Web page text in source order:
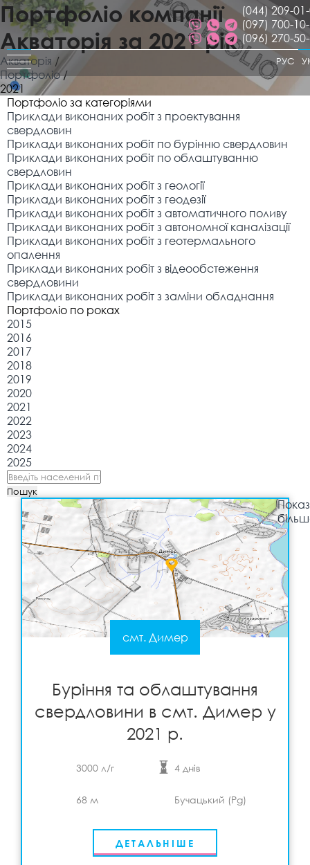
(044) 209-
(097) 700-
(096) 270-
РУС
Портфоліо компанії
Акваторія за 2021 рік
Акваторія /
Портфоліо /
2021
Портфоліо за категоріями
Приклади виконаних робіт з проектування
свердловин
Приклади виконаних робіт по бурінню свердловин
Приклади виконаних робіт по облаштуванню
свердловин
Приклади виконаних робіт з геології
Приклади виконаних робіт з геодезії
Приклади виконаних робіт з автоматичного поливу
Приклади виконаних робіт з автономної каналізації
Приклади виконаних робіт з геотермального
опалення
Приклади виконаних робіт з відеообстеження
свердловини
Приклади виконаних робіт з заміни обладнання
Портфоліо по роках
2015
2016
2017
2018
2019
2020
2021
2022
2023
2024
2025
Пошук
Буріння та облаштування свердловини в смт.
Димер у 2021 р.
смт. Димер
Буріння та облаштування
свердловини в смт. Димер у
2021 р.
3000 л/г 4 днів
68 м Бучацький (Pg)
ДЕТАЛЬНІШЕ